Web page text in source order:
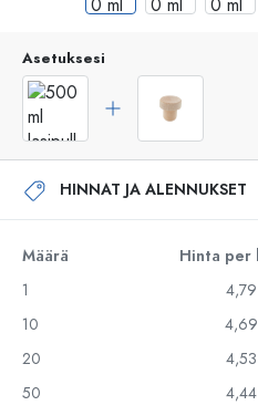
Asetuksesi
HINNAT JA ALENNUKSET
Määrä Hinta per
1
10
20
50